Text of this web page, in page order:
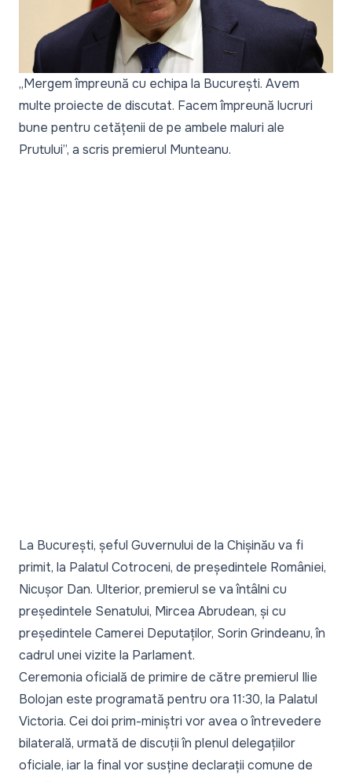
„Mergem împreună cu echipa la București. Avem
multe proiecte de discutat. Facem împreună lucruri
bune pentru cetățenii de pe ambele maluri ale
Prutului”, a scris premierul Munteanu.
La București, șeful Guvernului de la Chișinău va fi
primit, la Palatul Cotroceni, de președintele României,
Nicușor Dan. Ulterior, premierul se va întâlni cu
președintele Senatului, Mircea Abrudean, și cu
președintele Camerei Deputaților, Sorin Grindeanu, în
cadrul unei vizite la Parlament.
Ceremonia oficială de primire de către premierul Ilie
Bolojan este programată pentru ora 11:30, la Palatul
Victoria. Cei doi prim-miniștri vor avea o întrevedere
bilaterală, urmată de discuții în plenul delegațiilor
oficiale, iar la final vor susține declarații comune de